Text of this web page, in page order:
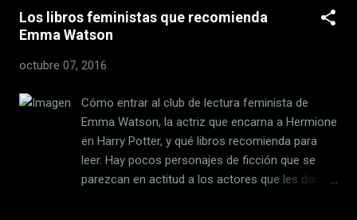
Los libros feministas que recomienda
Emma Watson
octubre 07, 2016
Cómo entrar al club de lectura feminista de
Emma Watson, la actriz que encarna a Hermione
en Harry Potter, y qué libros recomienda para
leer. Hay pocos personajes de ficción que se
parezcan en actitud a los actores que les dan